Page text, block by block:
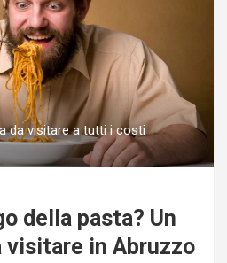
da visitare a tutti i costi
della pasta? Un
visitare in Abruzzo